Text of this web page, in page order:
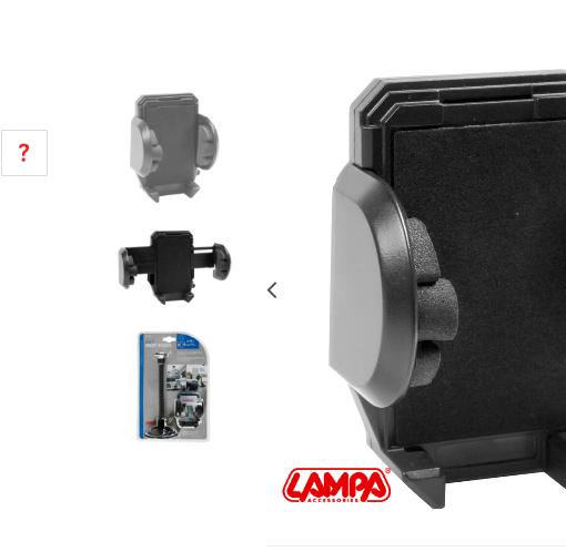
POMOĆ PRI KUPOVINI
Za više informacija, pomoć i
porudžbine
011 4427900
Radno vreme
Radnim danom: 08-16h
Subotom: 08-14h
Nedeljom ne radimo
Pišite nam